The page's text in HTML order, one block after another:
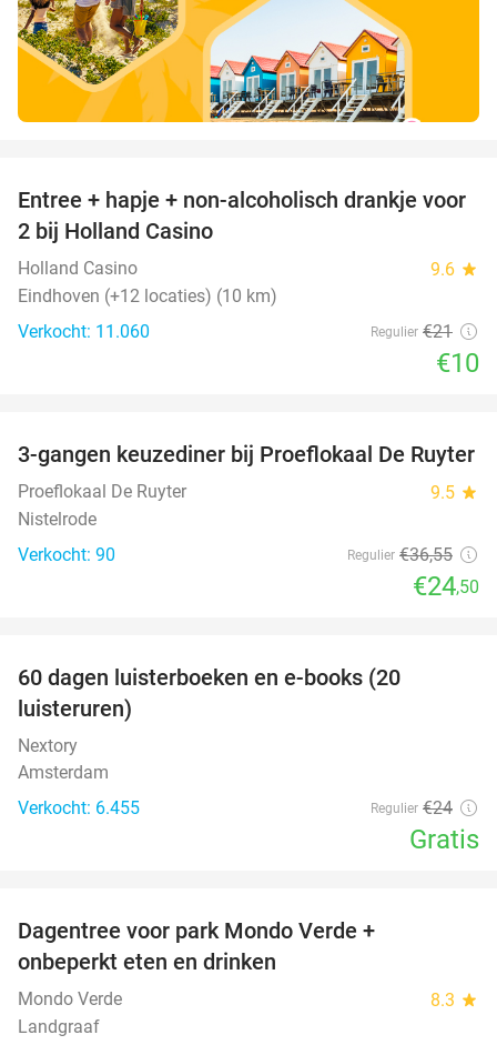
52%
Entree + hapje + non-alcoholisch drankje voor
2 bij Holland Casino
Holland Casino 9.6 star
Eindhoven (+12 locaties) (10 km)
Verkocht: 11.060
Regulier €21
€10
33%
3-gangen keuzediner bij Proeflokaal De Ruyter
Proeflokaal De Ruyter 9.5 star
Nistelrode
Verkocht: 90
Regulier €36,55
€24,50
60 dagen luisterboeken en e-books (20
luisteruren)
Nextory
Amsterdam
Verkocht: 6.455
Regulier €24
Gratis
Dagentree voor park Mondo Verde +
onbeperkt eten en drinken
Mondo Verde 8.3 star
Landgraaf